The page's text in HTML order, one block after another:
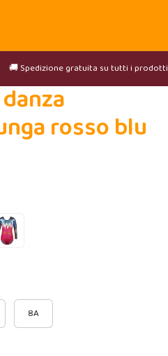
🚚 Spedizione gratuita su tutti i prodotti
rosso blu
8A